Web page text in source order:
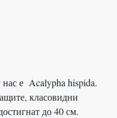
е Acalypha hispida.
класовидни
до 40 см.